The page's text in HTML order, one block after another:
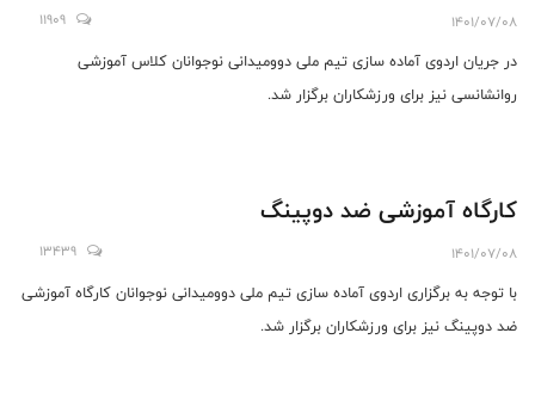
1401/07/08
11909
در جریان اردوی آماده سازی تیم ملی دوومیدانی نوجوانان کلاس آموزشی
روانشانسی نیز برای ورزشکاران برگزار شد.
کارگاه آموزشی ضد دوپینگ
1401/07/08
13439
با توجه به برگزاری اردوی آماده سازی تیم ملی دوومیدانی نوجوانان کارگاه آموزشی
ضد دوپینگ نیز برای ورزشکاران برگزار شد.